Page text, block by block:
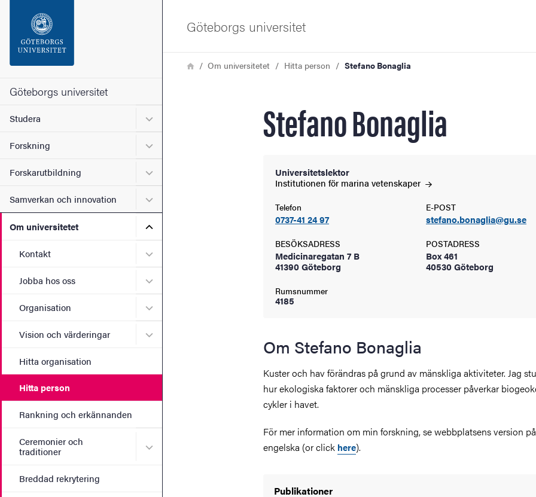
Sidfoten
Om webbplatsen
Göteborgs universitet
Studera Undermeny för Studera
Forskning Undermeny för Forskning
Forskarutbildning Undermeny för Forskarutbildning
Samverkan och innovation Undermeny för Samverkan och innovation
Om universitetet Undermeny för Om universitetet
Kontakt Undermeny för Kontakt
Jobba hos oss Undermeny för Jobba hos oss
Organisation Undermeny för Organisation
Vision och värderingar Undermeny för Vision och värderingar
Hitta organisation
Hitta person
Rankning och erkännanden
Ceremonier och
traditioner
Undermeny för Ceremonier och traditioner
Breddad rekrytering
Göteborgs universitet
LänkstigHemOm universitetet Hitta person Stefano Bonaglia
Stefano Bonaglia
Universitetslektor
Institutionen för marina vetenskaper
Telefon
0737-41 24 97
E-POST
stefano.bonaglia@gu.se
BESÖKSADRESS
Medicinaregatan 7 B
41390 Göteborg
Rumsnummer
4185
POSTADRESS
Box 461
40530 Göteborg
Om Stefano Bonaglia
Kuster och hav förändras på grund av mänskliga aktiviteter. Jag
hur ekologiska faktorer och mänskliga processer påverkar
cykler i havet.
För mer information om min forskning, se webbplatsens version på
engelska (or click here).
Publikationer